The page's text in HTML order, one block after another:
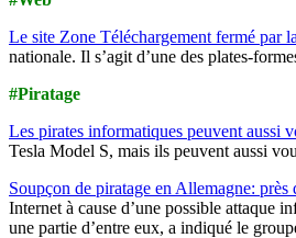
Le site Zone Téléchargement fermé par
nationale. Il s’agit d’une des plates-
#Piratage
Les pirates informatiques peuvent aussi
Tesla Model S, mais ils peuvent aussi
Soupçon de piratage en Allemagne:
Internet à cause d’une possible attaque
une partie d’entre eux, a indiqué le